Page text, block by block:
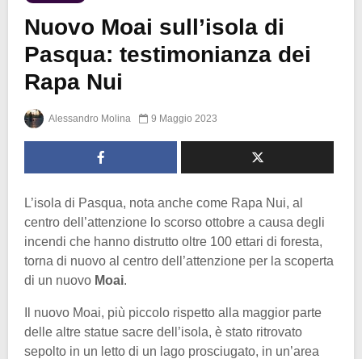
Nuovo Moai sull’isola di
Pasqua: testimonianza dei
Rapa Nui
Alessandro Molina 9 Maggio 2023
L’isola di Pasqua, nota anche come Rapa Nui, al
centro dell’attenzione lo scorso ottobre a causa degli
incendi che hanno distrutto oltre 100 ettari di foresta,
torna di nuovo al centro dell’attenzione per la scoperta
di un nuovo Moai.
Il nuovo Moai, più piccolo rispetto alla maggior parte
delle altre statue sacre dell’isola, è stato ritrovato
sepolto in un letto di un lago prosciugato, in un’area